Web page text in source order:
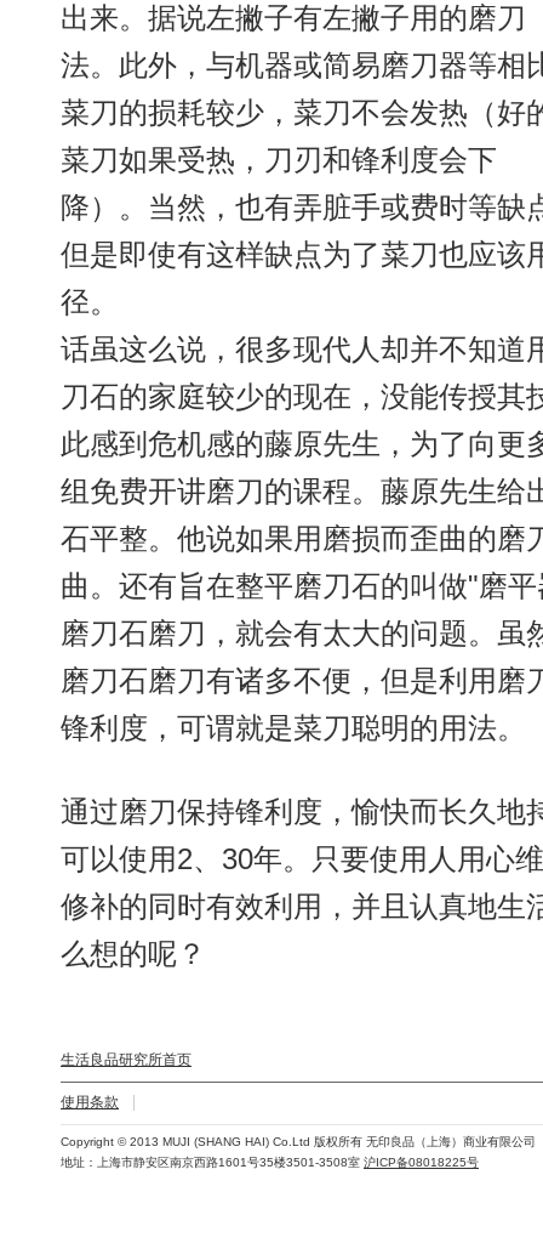
出来。据说左撇子有左撇子用的磨刀
法。此外，与机器或简易磨刀器等相
菜刀的损耗较少，菜刀不会发热（好
菜刀如果受热，刀刃和锋利度会下
降）。当然，也有弄脏手或费时等缺
但是即使有这样缺点为了菜刀也应该
径。
话虽这么说，很多现代人却并不知道
刀石的家庭较少的现在，没能传授其
此感到危机感的藤原先生，为了向更
组免费开讲磨刀的课程。藤原先生给
石平整。他说如果用磨损而歪曲的磨
曲。还有旨在整平磨刀石的叫做"磨
磨刀石磨刀，就会有太大的问题。虽
磨刀石磨刀有诸多不便，但是利用磨
锋利度，可谓就是菜刀聪明的用法。
通过磨刀保持锋利度，愉快而长久地
可以使用2、30年。只要使用人用心
修补的同时有效利用，并且认真地生
么想的呢？
生活良品研究所首页
使用条款
Copyright © 2013 MUJI (SHANG HAI) Co.Ltd 版权所有 无印良品（上海）商业有限公司
地址：上海市静安区南京西路1601号35楼3501-3508室 沪ICP备08018225号